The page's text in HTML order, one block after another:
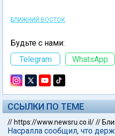
БЛИЖНИЙ ВОСТОК
Будьте с нами:
Telegram
WhatsApp
ССЫЛКИ ПО ТЕМЕ
// https://www.newsru.co.il///
Насралла сообщил, что